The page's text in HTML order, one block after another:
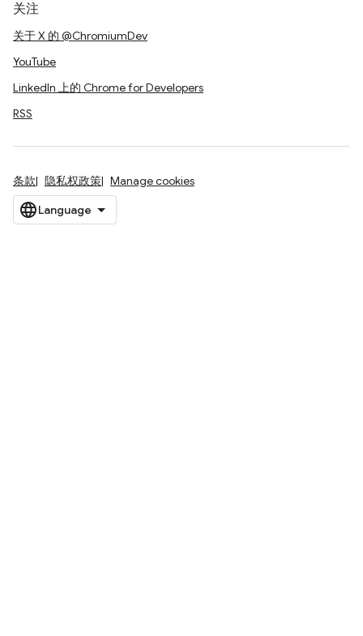
关注
关于 X 的 @ChromiumDev
YouTube
LinkedIn 上的 Chrome for Developers
RSS
条款 隐私权政策 Manage cookies